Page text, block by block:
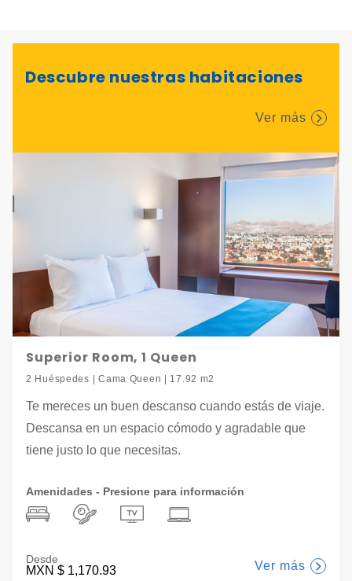
Descubre nuestras habitaciones
Ver más
Superior Room, 1 Queen
2 Huéspedes | Cama Queen | 17.92 m2
Te mereces un buen descanso cuando estás de viaje.
Descansa en un espacio cómodo y agradable que
tiene justo lo que necesitas.
Amenidades - Presione para información
Desde
MXN $ 1,170.93 Ver más